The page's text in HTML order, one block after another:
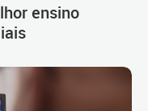
ensino